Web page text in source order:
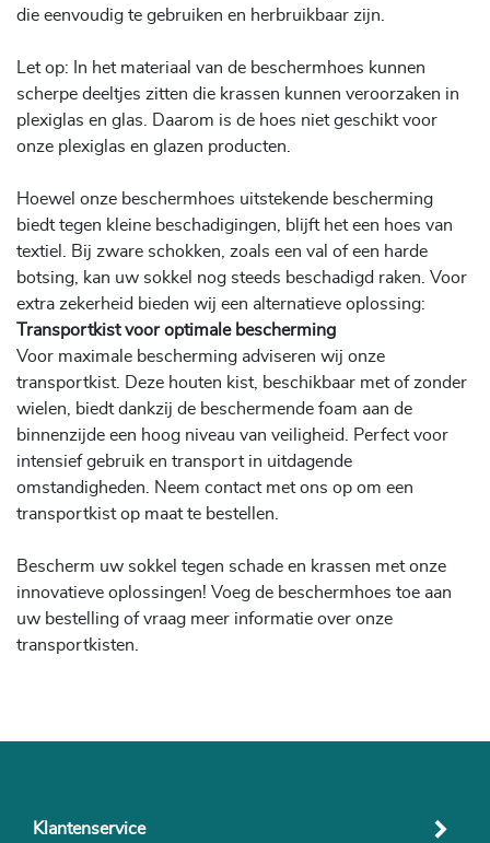
die eenvoudig te gebruiken en herbruikbaar zijn.
Let op: In het materiaal van de beschermhoes kunnen
scherpe deeltjes zitten die krassen kunnen veroorzaken in
plexiglas en glas. Daarom is de hoes niet geschikt voor
onze plexiglas en glazen producten.
Hoewel onze beschermhoes uitstekende bescherming
biedt tegen kleine beschadigingen, blijft het een hoes van
textiel. Bij zware schokken, zoals een val of een harde
botsing, kan uw sokkel nog steeds beschadigd raken. Voor
extra zekerheid bieden wij een alternatieve oplossing:
Transportkist voor optimale bescherming
Voor maximale bescherming adviseren wij onze
transportkist. Deze houten kist, beschikbaar met of zonder
wielen, biedt dankzij de beschermende foam aan de
binnenzijde een hoog niveau van veiligheid. Perfect voor
intensief gebruik en transport in uitdagende
omstandigheden. Neem contact met ons op om een
transportkist op maat te bestellen.
Bescherm uw sokkel tegen schade en krassen met onze
innovatieve oplossingen! Voeg de beschermhoes toe aan
uw bestelling of vraag meer informatie over onze
transportkisten.
Klantenservice